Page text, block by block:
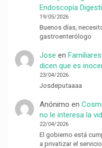
Endoscopía
19/05/2026
Buenos días,
gastroenterólogo
Jose en
dicen que es
23/04/2026
Josdeputaaaa
Anónimo en
no le interesa la
22/04/2026
El gobierno está
a privatizar el